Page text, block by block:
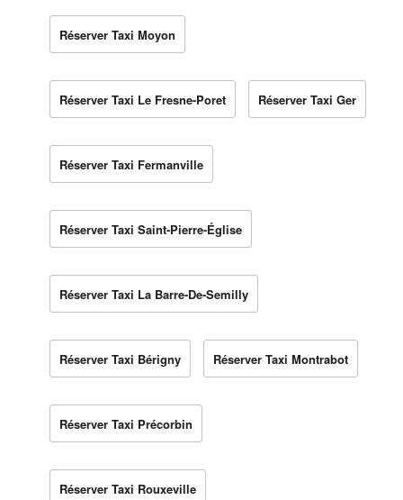
Réserver Taxi Moyon
Réserver Taxi Le Fresne-Poret Réserver Taxi Ger
Réserver Taxi Fermanville
Réserver Taxi Saint-Pierre-Église
Réserver Taxi La Barre-De-Semilly
Réserver Taxi Bérigny Réserver Taxi Montrabot
Réserver Taxi Précorbin
Réserver Taxi Rouxeville